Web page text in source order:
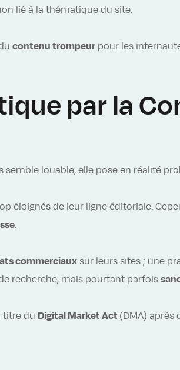
lié à la thématique du site.
contenu trompeur pour les
par la
louable, elle pose en réalité
éloignés de leur ligne éditoriale.
.
commerciaux sur leurs sites ; une
recherche, mais pourtant parfois
titre du Digital Market Act (DMA) après